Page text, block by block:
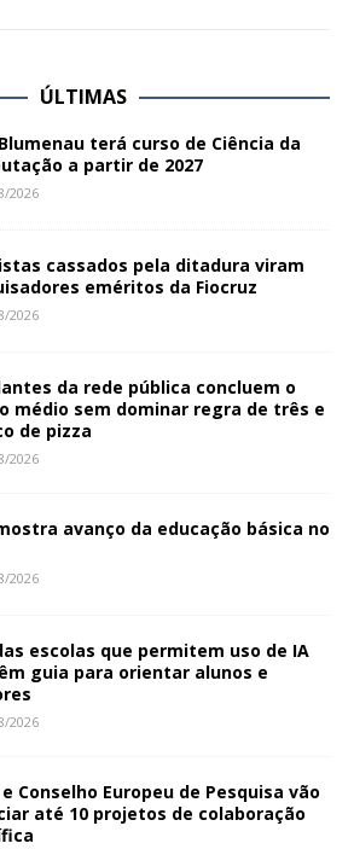
ÚLTIMAS
Blumenau terá curso de Ciência da
a partir de 2027
2026
cassados pela ditadura viram
eméritos da Fiocruz
2026
da rede pública concluem o
médio sem dominar regra de três e
de pizza
2026
avanço da educação básica no
2026
escolas que permitem uso de IA
guia para orientar alunos e
2026
e Conselho Europeu de Pesquisa vão
até 10 projetos de colaboração